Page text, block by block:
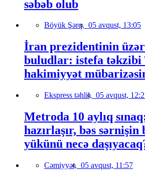
səbəb olub
Böyük Şərq, 05 avqust, 13:05
İran prezidentinin
buludlar: istefa təkzibi
hakimiyyət
Ekspress təhlil, 05 avqust,
Metroda 10 aylıq
hazırlaşır, bəs sərnişin
yükünü necə
Cəmiyyət, 05 avqust, 11:57